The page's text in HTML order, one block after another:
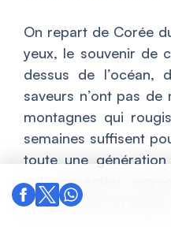
On repart de Corée
yeux, le souvenir de
dessus de l’océan,
saveurs n’ont pas
montagnes qui
semaines suffisent
toute une
votrepremier
commençait en